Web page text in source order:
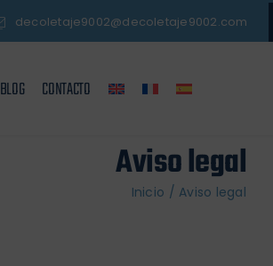
decoletaje9002@decoletaje9002.com
BLOG CONTACTO
Aviso legal
Inicio / Aviso legal